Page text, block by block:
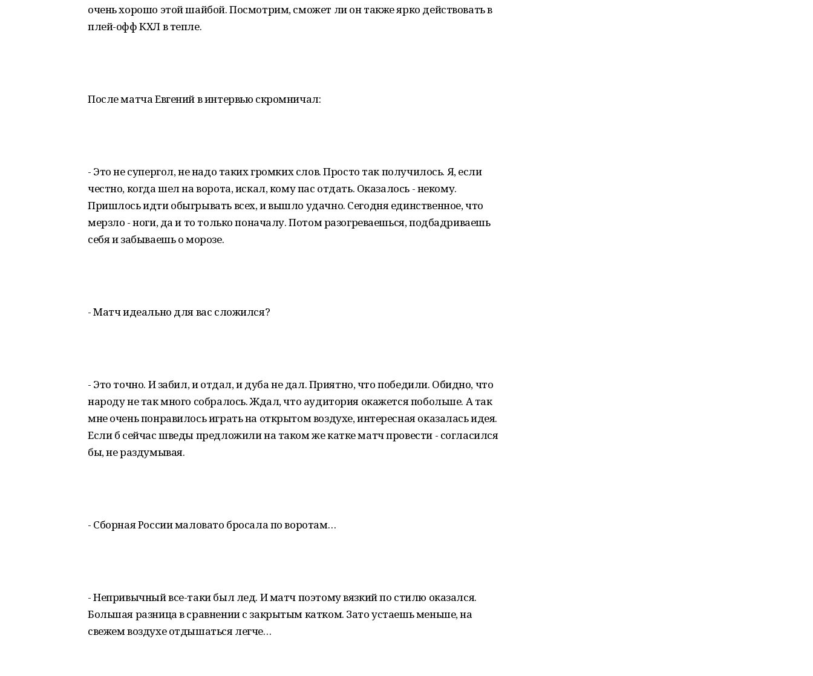
очень хорошо этой шайбой. Посмотрим, сможет ли он также ярко действовать в
плей-офф КХЛ в тепле.
После матча Евгений в интервью скромничал:
- Это не супергол, не надо таких громких слов. Просто так получилось. Я, если
честно, когда шел на ворота, искал, кому пас отдать. Оказалось - некому.
Пришлось идти обыгрывать всех, и вышло удачно. Сегодня единственное, что
мерзло - ноги, да и то только поначалу. Потом разогреваешься, подбадриваешь
себя и забываешь о морозе.
- Матч идеально для вас сложился?
- Это точно. И забил, и отдал, и дуба не дал. Приятно, что победили. Обидно, что
народу не так много собралось. Ждал, что аудитория окажется побольше. А так
мне очень понравилось играть на открытом воздухе, интересная оказалась идея.
Если б сейчас шведы предложили на таком же катке матч провести - согласился
бы, не раздумывая.
- Сборная России маловато бросала по воротам…
- Непривычный все-таки был лед. И матч поэтому вязкий по стилю оказался.
Большая разница в сравнении с закрытым катком. Зато устаешь меньше, на
свежем воздухе отдышаться легче…